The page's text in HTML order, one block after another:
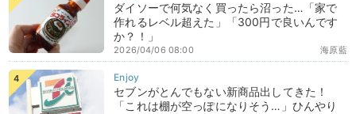
ダイソーで何気なく買ったら沼った…「家で
作れるレベル超えた」「300円で良いんです
か？！」
海原藍
2026/04/06 08:00
セブンがとんでもない新商品出してきた！
「これは棚が空っぽになりそう…」ひんやり